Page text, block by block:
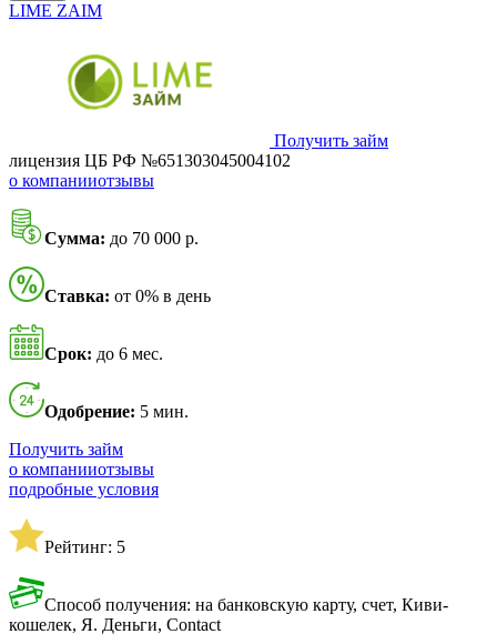
LIME ZAIM
Получить займ
лицензия ЦБ РФ №651303045004102
о компанииотзывы
Сумма: до 70 000 р.
Ставка: от 0% в день
Срок: до 6 мес.
Одобрение: 5 мин.
Получить займ
о компанииотзывы
подробные условия
Рейтинг: 5
Способ получения: на банковскую карту, счет, Киви-
кошелек, Я. Деньги, Contact